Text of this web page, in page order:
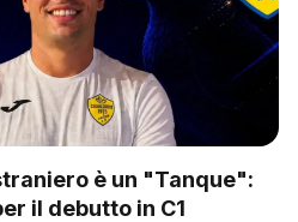
è un "Tanque":
il debutto in C1